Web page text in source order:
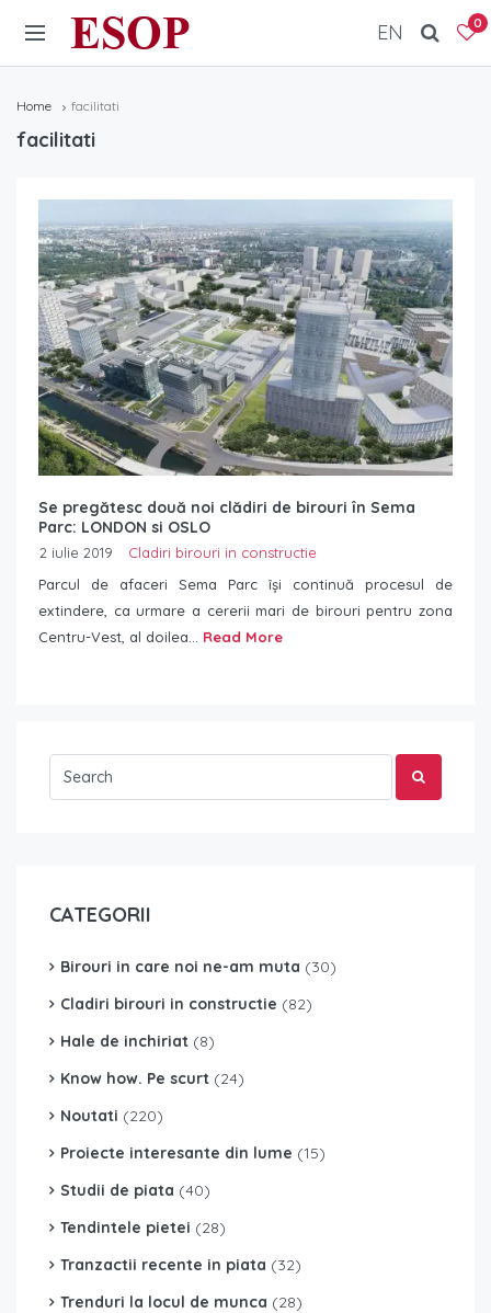
ESOP 0
EN
Home facilitati
facilitati
Se pregătesc două noi clădiri de birouri în Sema
Parc: LONDON si OSLO
2 iulie 2019
Cladiri birouri in constructie
Parcul de afaceri Sema Parc își continuă procesul de
extindere, ca urmare a cererii mari de birouri pentru zona
Centru-Vest, al doilea... Read More
CATEGORII
Birouri in care noi ne-am muta (30)
Cladiri birouri in constructie (82)
Hale de inchiriat (8)
Know how. Pe scurt (24)
Noutati (220)
Proiecte interesante din lume (15)
Studii de piata (40)
Tendintele pietei (28)
Tranzactii recente in piata (32)
Trenduri la locul de munca (28)